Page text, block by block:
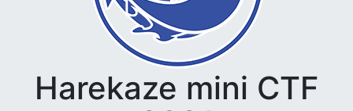
Harekaze mini CTF